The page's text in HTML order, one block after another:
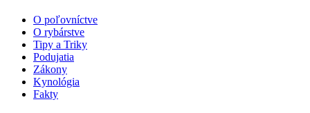
O poľovníctve
O rybárstve
Tipy a Triky
Podujatia
Zákony
Kynológia
Fakty